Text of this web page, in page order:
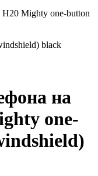
H20 Mighty one-button
black
на
one-